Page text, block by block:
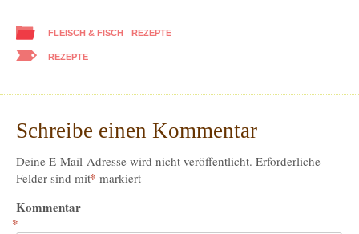
FLEISCH & FISCH REZEPTE
REZEPTE
Schreibe einen Kommentar
Deine E-Mail-Adresse wird nicht veröffentlicht. Erforderliche
Felder sind mit* markiert
Kommentar
*